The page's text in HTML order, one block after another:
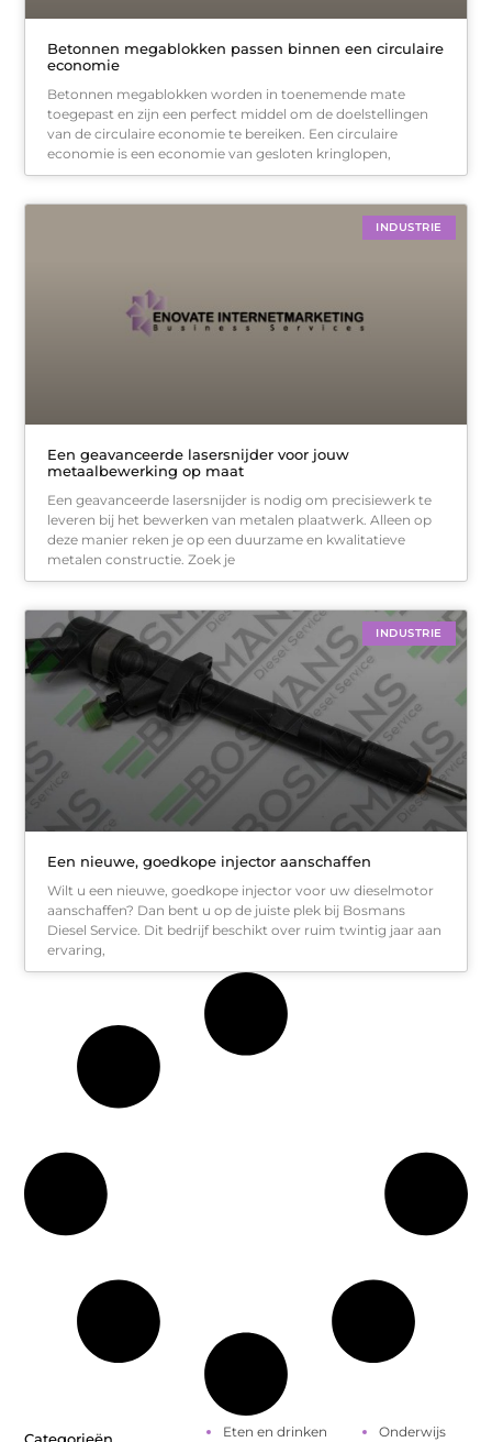
Betonnen megablokken passen binnen een circulaire
economie
Betonnen megablokken worden in toenemende mate
toegepast en zijn een perfect middel om de doelstellingen
van de circulaire economie te bereiken. Een circulaire
economie is een economie van gesloten kringlopen,
INDUSTRIE
Een geavanceerde lasersnijder voor jouw
metaalbewerking op maat
Een geavanceerde lasersnijder is nodig om precisiewerk te
leveren bij het bewerken van metalen plaatwerk. Alleen op
deze manier reken je op een duurzame en kwalitatieve
metalen constructie. Zoek je
INDUSTRIE
Een nieuwe, goedkope injector aanschaffen
Wilt u een nieuwe, goedkope injector voor uw dieselmotor
aanschaffen? Dan bent u op de juiste plek bij Bosmans
Diesel Service. Dit bedrijf beschikt over ruim twintig jaar aan
ervaring,
Eten en drinken
Onderwijs